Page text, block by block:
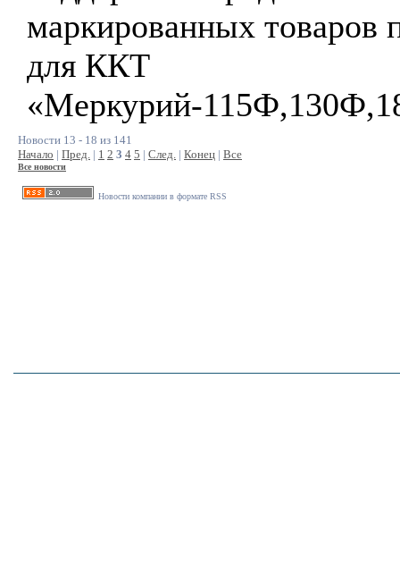
маркированных
для ККТ
«Меркурий-
Новости 13 - 18 из 141
Начало | Пред. | 1 2 3 4 5 | След. | Конец | Все
Все новости
Новости компании в формате RSS